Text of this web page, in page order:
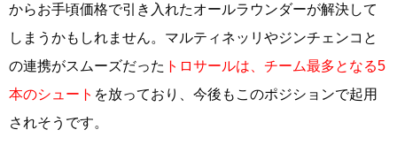
からお手頃価格で引き入れたオールラウンダーが解決して
しまうかもしれません。マルティネッリやジンチェンコと
の連携がスムーズだった トロサールは、チーム最多となる5
本のシュート を放っており、今後もこのポジションで起用
されそうです。